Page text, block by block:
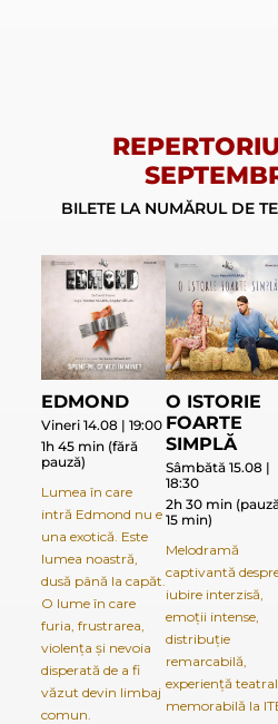
BILETE LA NUMĂRUL DE
EDMOND
Vineri 14.08 | 19:00
1h 45 min (fără
pauză)
Lumea în care
intră Edmond nu e
una exotică. Este
lumea noastră,
dusă până la capăt.
O lume în care
furia, frustrarea,
violența și nevoia
disperată de a fi
văzut devin limbaj
comun.
O ISTORIE
FOARTE
SIMPLĂ
Sâmbătă 15.08 |
18:30
2h 30 min
15 min)
Melodramă
captivantă
iubire interzisă,
emoții intense,
distribuție
remarcabilă,
experiență
memorabilă la